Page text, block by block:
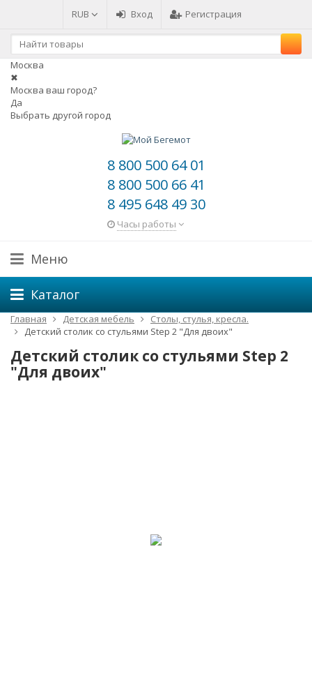
RUB Вход Регистрация
Москва
✖
Москва ваш город?
Да
Выбрать другой город
8 800 500 64 01
8 800 500 66 41
8 495 648 49 30
Часы работы
Меню
Каталог
Главная Детская мебель
Столы, стулья, кресла.
Детский столик со стульями Step 2 "Для двоих"
Детский столик со стульями Step 2
"Для двоих"